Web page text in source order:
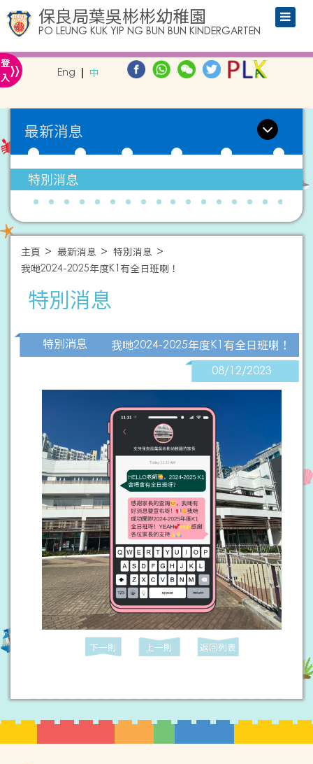
保良局葉吳彬彬幼稚園
PO LEUNG KUK YIP NG BUN BUN KINDERGARTEN
登
入» Eng 中
最新消息
特別消息
主頁 最新消息
特別消息
我哋2024-2025年度K1有全日班喇！
特別消息
特別消息
我哋2024-2025年度K1有全日班喇！
08/12/2023
下一則 上一則 返回列表